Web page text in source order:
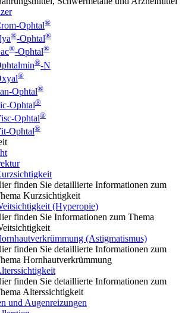
Ophtal®
®-Ophtal®
®-Ophtal®
®-N
®
Ophtal®
Ophtal®
Ophtal®
Ophtal®
finden Sie detaillierte Informationen zum
Kurzsichtigkeit
(Hyperopie)
finden Sie Informationen zum Thema
(Astigmatismus)
finden Sie detaillierte Informationen zum
Hornhautverkrümmung
finden Sie detaillierte Informationen zum
Alterssichtigkeit
und Augenreizungen